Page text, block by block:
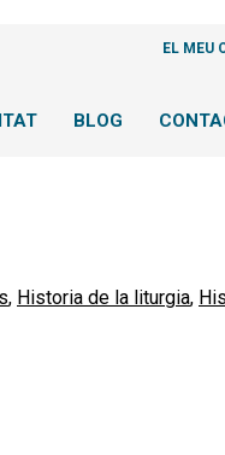
EL MEU
BLOG
, Historia de la liturgia,